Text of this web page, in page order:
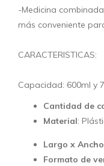
-Medicina
más conveniente
CARACTERISTICAS:
Capacidad: 600ml y
Cantidad de
Material:
Largo x Ancho
Formato de